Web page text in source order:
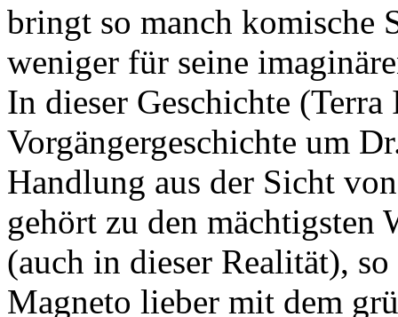
bringt so manch komische
weniger für seine
In dieser Geschichte
Vorgängergeschichte um
Handlung aus der Sicht
gehört zu den mächtigsten
(auch in dieser Realität),
Magneto lieber mit dem